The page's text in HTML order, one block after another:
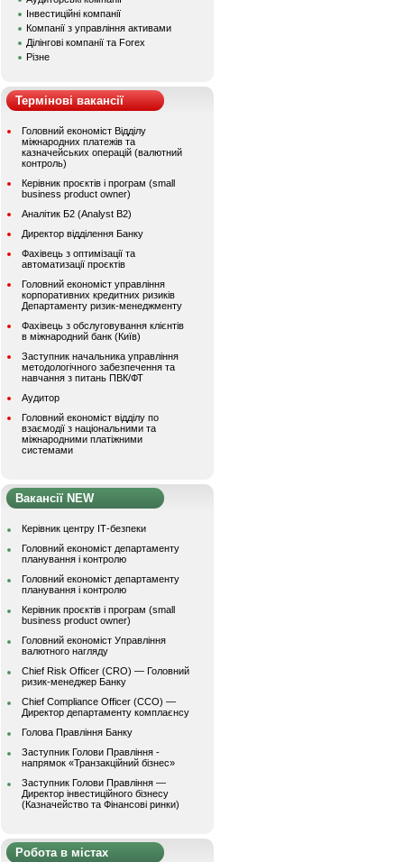
Інвестиційні компанії
Компанії з управління активами
Ділінгові компанії та Forex
Різне
Термінові вакансії
Головний економіст Відділу
міжнародних платежів та
казначейських операцій (валютний
контроль)
Керівник проєктів і програм (small
business product owner)
Аналітик Б2 (Analyst B2)
Директор відділення Банку
Фахівець з оптимізації та
автоматизації проєктів
Головний економіст управління
корпоративних кредитних ризиків
Департаменту ризик-менеджменту
Фахівець з обслуговування клієнтів
в міжнародний банк (Київ)
Заступник начальника управління
методологічного забезпечення та
навчання з питань ПВК/ФТ
Аудитор
Головний економіст відділу по
взаємодії з національними та
міжнародними платіжними
системами
Вакансії NEW
Керівник центру ІТ-безпеки
Головний економіст департаменту
планування і контролю
Головний економіст департаменту
планування і контролю
Керівник проєктів і програм (small
business product owner)
Головний економіст Управління
валютного нагляду
Chief Risk Officer (CRO) — Головний
ризик-менеджер Банку
Chief Compliance Officer (CCO) —
Директор департаменту комплаєнсу
Голова Правління Банку
Заступник Голови Правління -
напрямок «Транзакційний бізнес»
Заступник Голови Правління —
Директор інвестиційного бізнесу
(Казначейство та Фінансові ринки)
Робота в містах